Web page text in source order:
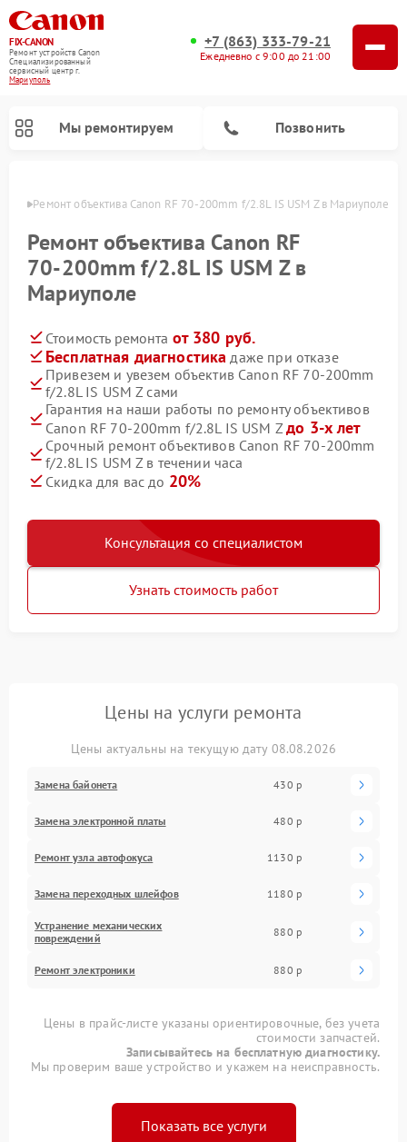
FIX-CANON
Ремонт устройств Canon
Специализированный
cервисный центр г.
Мариуполь
+7 (863) 333-79-21
Ежедневно с 9:00 до 21:00
Мы ремонтируем Позвонить
Ремонт объектива Canon RF 70‑200mm f/2.8L IS USM Z в Мариуполе
Ремонт объектива Canon RF
70‑200mm f/2.8L IS USM Z в
Мариуполе
Стоимость ремонта от 380 руб.
Бесплатная диагностика даже при отказе
Привезем и увезем объектив Canon RF 70‑200mm
f/2.8L IS USM Z сами
Гарантия на наши работы по ремонту объективов
Canon RF 70‑200mm f/2.8L IS USM Zдо 3-х лет
Срочный ремонт объективов Canon RF 70‑200mm
f/2.8L IS USM Z в течении часа
Скидка для вас до 20%
Консультация со специалистом
Узнать стоимость работ
Цены на услуги ремонта
Цены актуальны на текущую дату 08.08.2026
Замена байонета 430 р
Замена электронной платы 480 р
Ремонт узла автофокуса 1130 р
Замена переходных шлейфов 1180 р
Устранение механических
повреждений
880 р
Ремонт электроники 880 р
Цены в прайс-листе указаны ориентировочные, без учета
стоимости запчастей.
Записывайтесь на бесплатную диагностику.
Мы проверим ваше устройство и укажем на неисправность.
Показать все услуги